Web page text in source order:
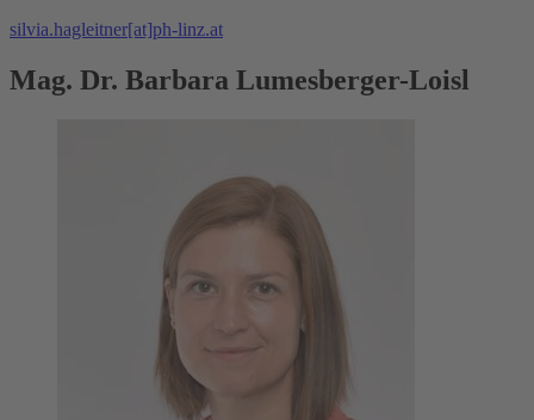
silvia.hagleitner[at]ph-linz.at
Mag. Dr. Barbara Lumesberger-Loisl